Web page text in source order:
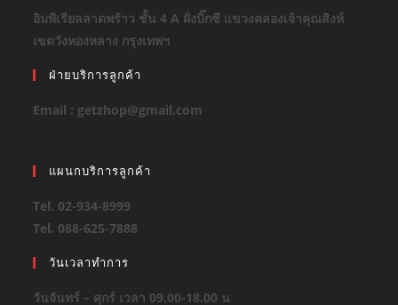
อิมพีเรียลลาดพร้าว ชั้น 4 A ฝั่งบิ๊กซี แขวงคลองเจ้าคุณสิงห์
เขตวังทองหลาง กรุงเทพฯ
ฝ่ายบริการลูกค้า
Email : getzhop@gmail.com
แผนกบริการลูกค้า
Tel. 02-934-8999
Tel. 088-625-7888
วันเวลาทำการ
วันจันทร์ – ศุกร์ เวลา 09.00-18.00 น